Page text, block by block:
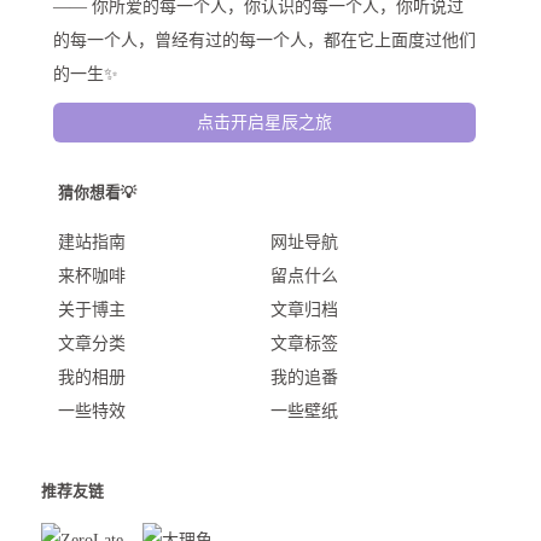
—— 你所爱的每一个人，你认识的每一个人，你听说过
的每一个人，曾经有过的每一个人，都在它上面度过他们
的一生✨
点击开启星辰之旅
猜你想看💡
建站指南
网址导航
来杯咖啡
留点什么
关于博主
文章归档
文章分类
文章标签
我的相册
我的追番
一些特效
一些壁纸
推荐友链